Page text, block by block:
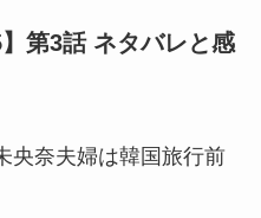
第3話 ネタバレと感
央奈夫婦は韓国旅行前